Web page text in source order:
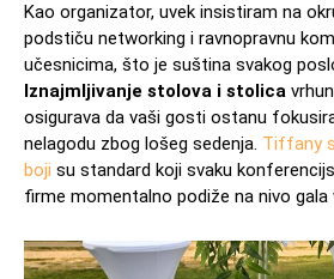
Kao organizator, uvek insistiram na
podstiču networking i ravnopravnu
učesnicima, što je suština svakog
Iznajmljivanje stolova i stolica
osigurava da vaši gosti ostanu
nelagodu zbog lošeg sedenja. Tiffany
boji su standard koji svaku
firme momentalno podiže na nivo gala